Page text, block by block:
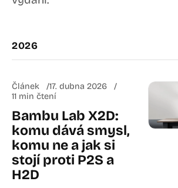
2026
Článek
17. dubna 2026
11 min čtení
Bambu Lab X2D:
komu dává smysl,
komu ne a jak si
stojí proti P2S a
H2D